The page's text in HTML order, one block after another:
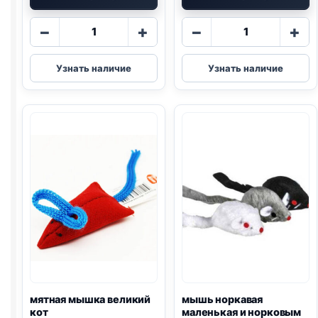
−
Количество
шуршики
+
Узнать наличие
−
Количество
Дразнилка
"Перо
павлина"
с
микс
+
Узнать наличие
мятная мышка великий
кот
мышь норкавая
маленькая и норковым